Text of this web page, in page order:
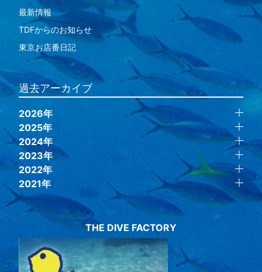
最新情報
TDFからのお知らせ
東京お店番日記
過去アーカイブ
2026年
2025年
2024年
2023年
2022年
2021年
THE DIVE FACTORY